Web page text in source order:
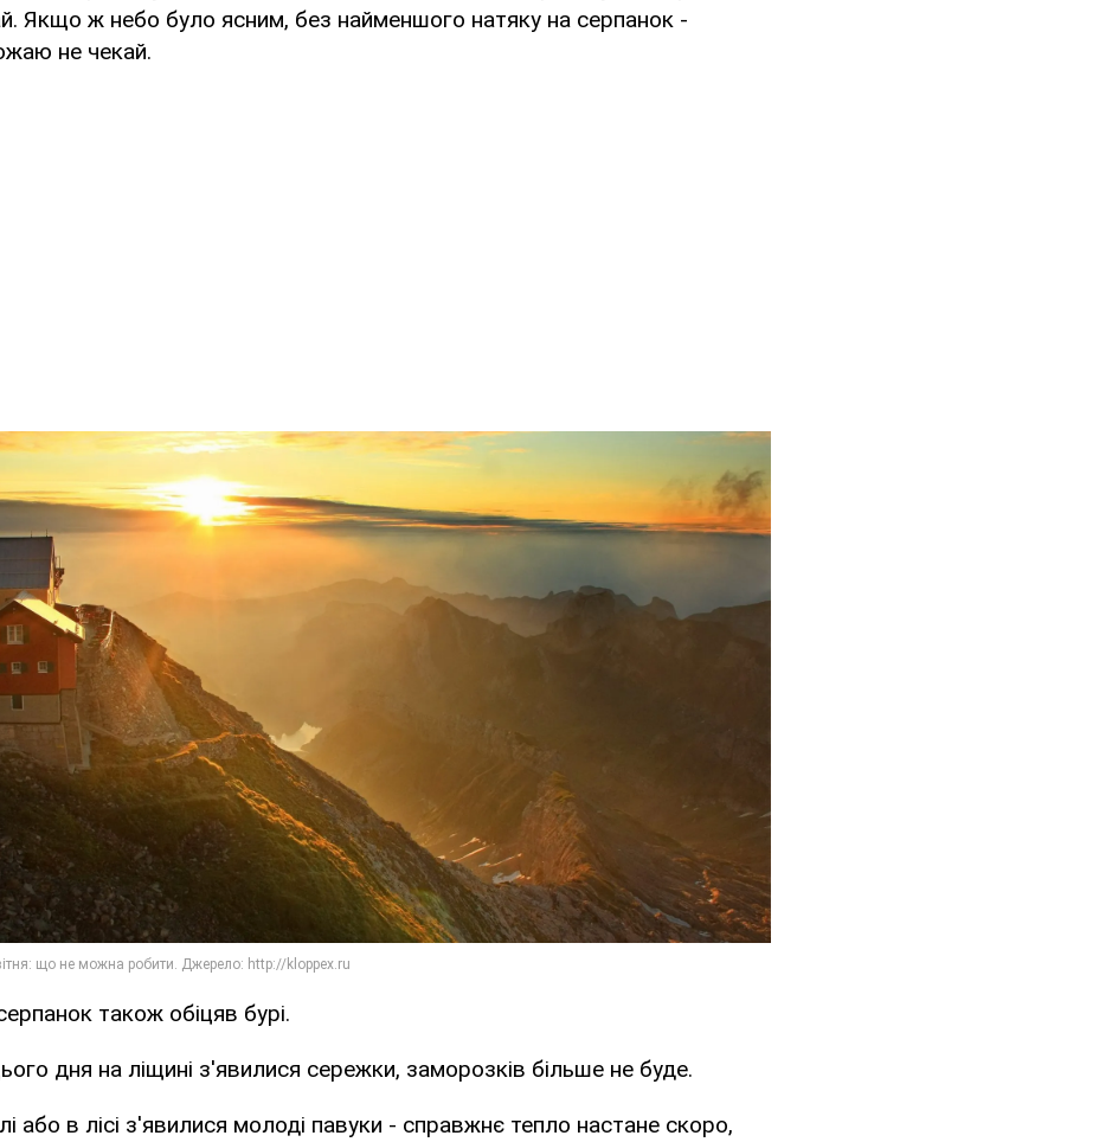
Якщо ж небо було ясним, без найменшого натяку на серпанок -
не чекай.
також обіцяв бурі.
дня на ліщині з'явилися сережки, заморозків більше не буде.
або в лісі з'явилися молоді павуки - справжнє тепло настане скоро,